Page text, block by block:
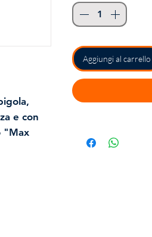
e con
"Max
Aggiungi al carrello